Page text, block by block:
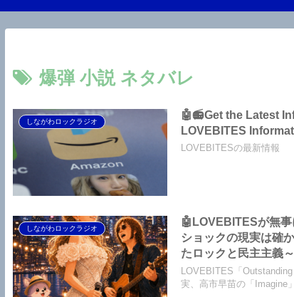
爆弾 小説 ネタバレ
しながわロックラジオ
🤖📻Get the Latest
LOVEBITES
LOVEBITESの最新情報
しながわロックラジオ
🤖LOVEBITESが無
ショックの現実は確
たロックと民主主義
Imagine】【ジョン・レノン イマジン】【LOVEBITES Asami
ト】【オリジナル・
LOVEBITES「
実、高市早苗の「Imagine